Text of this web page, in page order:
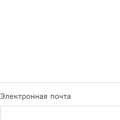
Электронная почта